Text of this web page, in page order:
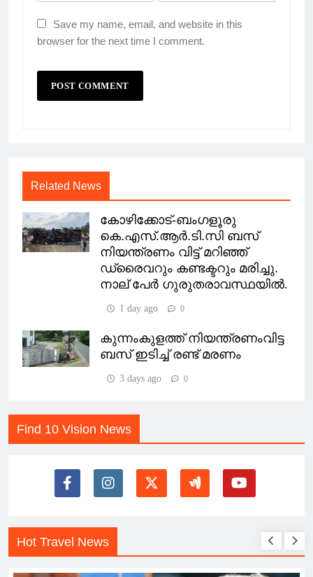
Save my name, email, and website in this
browser for the next time I comment.
Related News
കോഴിക്കോട്-ബംഗളൂരു
കെ.എസ്.ആർ.ടി.സി ബസ്
നിയന്ത്രണം വിട്ട് മറിഞ്ഞ്
ഡ്രൈവറും കണ്ടക്ടറും മരിച്ചു.
നാല് പേർ ഗുരുതരാവസ്ഥയിൽ.
1 day ago 0
കുന്നംകുളത്ത് നിയന്ത്രണംവിട്ട
ബസ് ഇടിച്ച് രണ്ട് മരണം
3 days ago 0
Find 10 Vision News
Hot Travel News